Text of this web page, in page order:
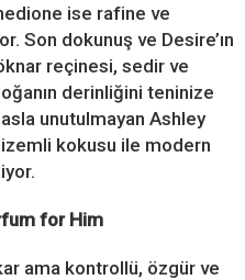
ise rafine ve
Son dokunuş ve Desire’ın
reçinesi, sedir ve
derinliğini teninize
unutulmayan Ashley
kokusu ile modern
for Him
ama kontrollü, özgür ve